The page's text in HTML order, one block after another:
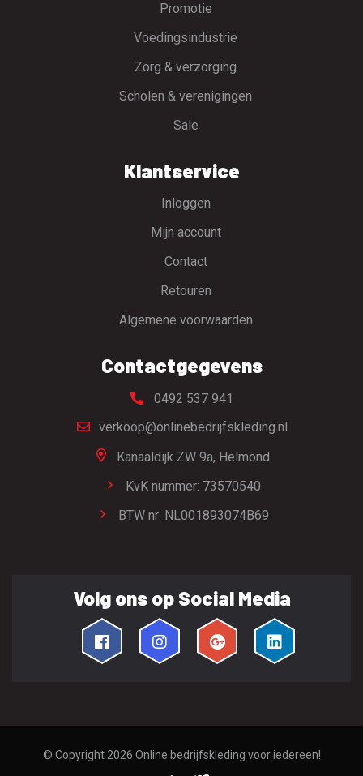
Promotie
Voedingsindustrie
Zorg & verzorging
Scholen & verenigingen
Sale
Klantservice
Inloggen
Mijn account
Contact
Retouren
Algemene voorwaarden
Contactgegevens
0492 537 941
verkoop@onlinebedrijfskleding.nl
Kanaaldijk ZW 9a, Helmond
KvK nummer: 73570540
BTW nr: NL001893074B69
Volg ons op Social Media
© Copyright 2026 Online bedrijfskleding voor iedereen!